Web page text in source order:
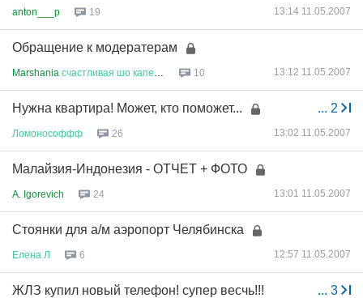
anton___p 19 13:14 11.05.2007
Обращение к модератерам
Marshania счастливая шо капец 10 13:12 11.05.2007
... 2
Нужна квартира! Может, кто поможет...
Ломонософфф 26 13:02 11.05.2007
Малайзия-Индонезия - ОТЧЕТ + ФОТО
A. Igorevich 24 13:01 11.05.2007
Стоянки для а/м аэропорт Челябинска
Елена Л 6 12:57 11.05.2007
... 3
ЖЛЗ купил новый телефон! супер весчь!!!